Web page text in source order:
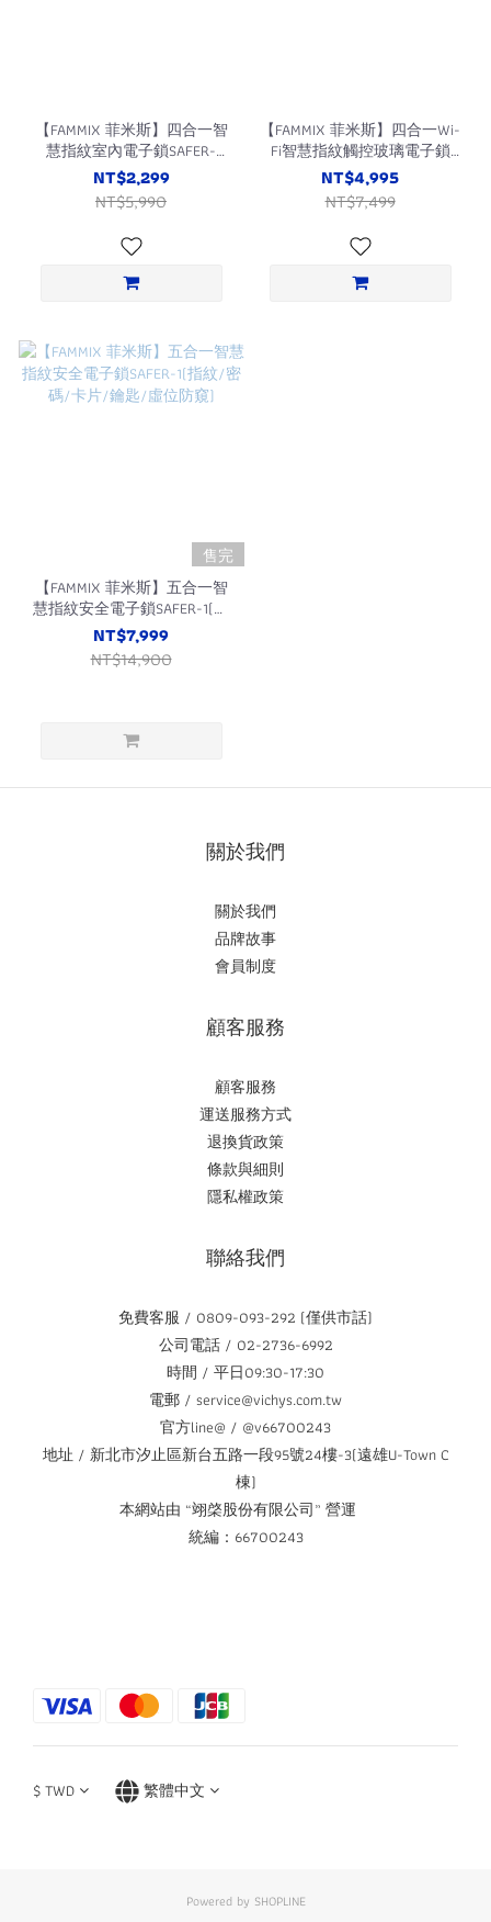
【FAMMIX 菲米斯】四合一智
慧指紋室內電子鎖SAFER-
E3(50組指紋/藍牙/密碼/鑰
匙)
NT$2,299
NT$5,990
【FAMMIX 菲米斯】四合一Wi-
Fi智慧指紋觸控玻璃電子鎖
SAFER-G1(指紋/密碼/卡
片/FAMMIX APP/免開孔安裝/
適用單雙開門)
NT$4,995
NT$7,499
售完
【FAMMIX 菲米斯】五合一智
慧指紋安全電子鎖SAFER-1(指
紋/密碼/卡片/鑰匙/虛位防
窺)
NT$7,999
NT$14,900
關於我們
關於我們
品牌故事
會員制度
顧客服務
顧客服務
運送服務方式
退換貨政策
條款與細則
隱私權政策
聯絡我們
免費客服 / 0809-093-292 (僅供市話)
公司電話 / 02-2736-6992
時間 / 平日09:30-17:30
電郵 / service@vichys.com.tw
官方line@ / @v66700243
地址 / 新北市汐止區新台五路一段95號24樓-3(遠雄U-Town C
棟)
本網站由 “翊棨股份有限公司” 營運
統編：66700243
$TWD 繁體中文
Powered by SHOPLINE